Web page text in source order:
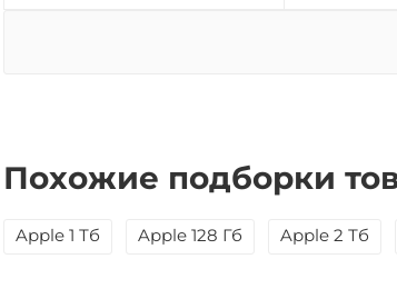
Похожие подборки
Apple 1 Тб Apple 128 Гб Apple 2 Тб